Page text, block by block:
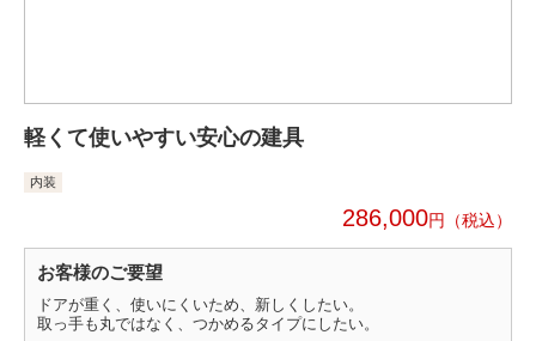
軽くて使いやすい安心の建具
内装
286,000円
お客様のご要望
ドアが重く、使いにくいため、新しくしたい。
取っ手も丸ではなく、つかめるタイプにしたい。